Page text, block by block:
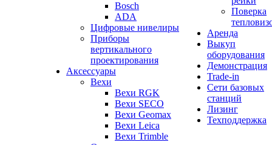
Bosch
ADA
Цифровые нивелиры
Приборы
вертикального
проектирования
Аксессуары
Вехи
Вехи RGK
Вехи SECO
Вехи Geomax
Вехи Leica
Вехи Trimble
Поверка
Аренда
Выкуп
оборудования
Демонстрация
Trade-in
Сети базовых
станций
Лизинг
Техподдержка